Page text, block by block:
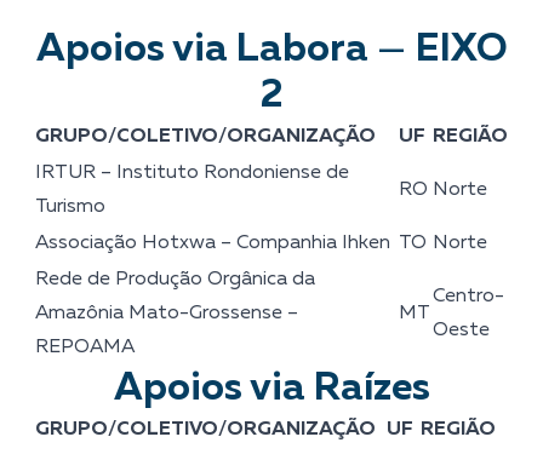
Apoios via Labora — EIXO
2
GRUPO/COLETIVO/ORGANIZAÇÃO UF
REGIÃO
IRTUR – Instituto Rondoniense de
Turismo
RO Norte
Associação Hotxwa – Companhia Ihken TO Norte
Rede de Produção Orgânica da
Amazônia Mato-Grossense –
REPOAMA
MT
Centro-
Oeste
Apoios via Raízes
GRUPO/COLETIVO/ORGANIZAÇÃO UF
REGIÃO